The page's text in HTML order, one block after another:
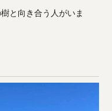
と向き合う人がいま